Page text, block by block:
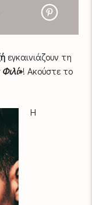
εγκαινιάζουν τη
»! Ακούστε το
Η